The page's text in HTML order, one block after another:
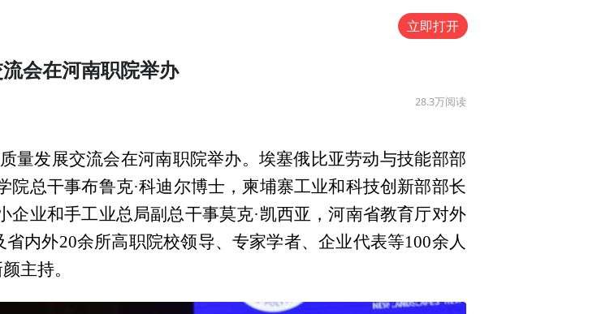
立即打开
会在河南职院举办
28.3万阅读
量发展交流会在河南职院举办。埃塞俄比亚劳动与技能部部
院总干事布鲁克·科迪尔博士，柬埔寨工业和科技创新部部长
企业和手工业总局副总干事莫克·凯西亚，河南省教育厅对外
内外20余所高职院校领导、专家学者、企业代表等100余人
主持。